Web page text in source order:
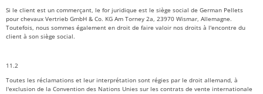
Si le client est un commerçant, le for juridique est le siège social de German Pellets
pour chevaux Vertrieb GmbH & Co. KG Am Torney 2a, 23970 Wismar, Allemagne.
Toutefois, nous sommes également en droit de faire valoir nos droits à l'encontre du
client à son siège social.
11.2
Toutes les réclamations et leur interprétation sont régies par le droit allemand, à
l'exclusion de la Convention des Nations Unies sur les contrats de vente internationale